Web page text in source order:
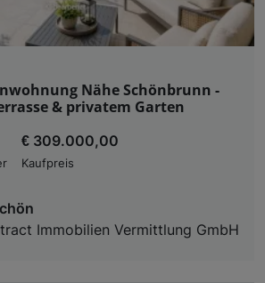
Nähe Schönbrunn -
& privatem Garten
€ 309.000,00
Kaufpreis
Immobilien Vermittlung GmbH